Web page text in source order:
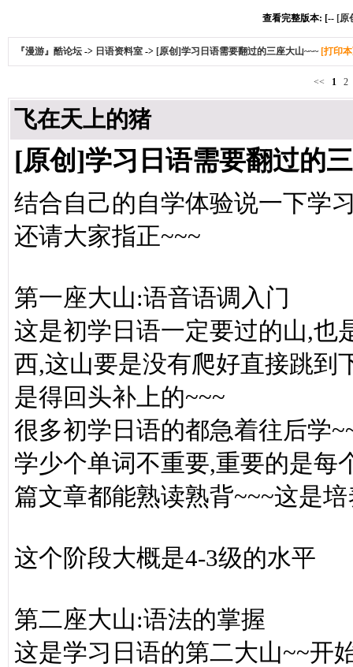
查看完整版本: [-- [原
『漫游』酷论坛 -> 日语资料室 -> [原创]学习日语需要翻过的三座大山~~~ [打印
<< 1 2
飞在天上的猪
[原创]学习日语需要翻过的
结合自己的自学体验说一下学
还请大家指正~~~
第一座大山:语音语调入门
这是初学日语一定要过的山,也
西,这山要是没有爬好直接跳到
是得回头补上的~~~
很多初学日语的都急着往后学
学少个单词不重要,重要的是每
篇文章都能熟读熟背~~~这是
这个阶段大概是4-3级的水平
第二座大山:语法的掌握
这是学习日语的第二大山~~开